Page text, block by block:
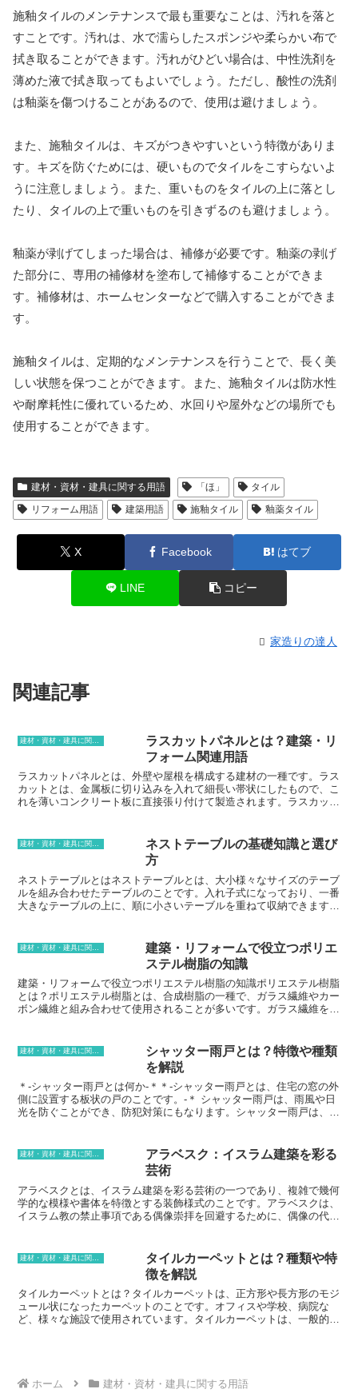
施釉タイルのメンテナンスで最も重要なことは、汚れを落と
すことです。汚れは、水で濡らしたスポンジや柔らかい布で
拭き取ることができます。汚れがひどい場合は、中性洗剤を
薄めた液で拭き取ってもよいでしょう。ただし、酸性の洗剤
は釉薬を傷つけることがあるので、使用は避けましょう。
また、施釉タイルは、キズがつきやすいという特徴がありま
す。キズを防ぐためには、硬いものでタイルをこすらないよ
うに注意しましょう。また、重いものをタイルの上に落とし
たり、タイルの上で重いものを引きずるのも避けましょう。
釉薬が剥げてしまった場合は、補修が必要です。釉薬の剥げ
た部分に、専用の補修材を塗布して補修することができま
す。補修材は、ホームセンターなどで購入することができま
す。
施釉タイルは、定期的なメンテナンスを行うことで、長く美
しい状態を保つことができます。また、施釉タイルは防水性
や耐摩耗性に優れているため、水回りや屋外などの場所でも
使用することができます。
建材・資材・建具に関する用語 「ほ」
タイル
リフォーム用語
建築用語 施釉タイル 釉薬タイル
X Facebook はてブ
LINE コピー
家造りの達人
関連記事
建材・資材・建具に関する用語
ラスカットパネルとは？建築・リ
フォーム関連用語
ラスカットパネルとは、外壁や屋根を構成する建材の一種です。ラス
カットとは、金属板に切り込みを入れて細長い帯状にしたもので、こ
れを薄いコンクリート板に直接張り付けて製造されます。ラスカット
ションがあります。そのため、建築やリフォームの分野で広く使用さ
れています。
建材・資材・建具に関する用語
ネストテーブルの基礎知識と選び
方
ネストテーブルとはネストテーブルとは、大小様々なサイズのテーブ
ルを組み合わせたテーブルのことです。入れ子式になっており、一番
大きなテーブルの上に、順に小さいテーブルを重ねて収納できます。
に合わせてテーブルの大きさを調節できます。また、ネストテーブル
は、デザイン性が高いのも魅力です。様々なデザインのネストテーブ
ルがあり、お部屋の雰囲気に合わせて選ぶことができます。
建築・リフォームで役立つポリエ
ステル樹脂の知識
建築・リフォームで役立つポリエステル樹脂の知識ポリエステル樹脂
とは？ポリエステル樹脂とは、合成樹脂の一種で、ガラス繊維やカー
ボン繊維と組み合わせて使用されることが多いです。ガラス繊維を強
度が高く、耐腐食性に優れているため、建築材料として広く使用され
ています。FRPは、屋根材、外壁材、照明器具、浴槽、流し台、ボー
トなどの製造に使用されています。ポリエステル樹脂は、硬化剤と混
合して使用されます。硬化剤を加えると、ポリエステル樹脂は硬化し
て固まります。硬化時間は、硬化剤の量や温度によって異なります。
ポリエステル樹脂は、常温で硬化するものと、加熱して硬化するもの
には、ビニルエステル樹脂やエポキシ樹脂があります。
シャッター雨戸とは？特徴や種類
を解説
＊-シャッター雨戸とは何か-＊＊-シャッター雨戸とは、住宅の窓の外
側に設置する板状の戸のことです。-＊ シャッター雨戸は、雨風や日
光を防ぐことができ、防犯対策にもなります。シャッター雨戸は、一
ライドさせて開閉します。電動で開閉するシャッター雨戸は、リモコ
ン操作でシャッター本体を上下にスライドさせて開閉します。＊-シ
ャッター雨戸には、以下のような特徴があります。-＊* 雨風や日光を
防ぐことができる* 防犯対策になる* 断熱効果がある* プライバシー
を保護できる
建材・資材・建具に関する用語
アラベスク：イスラム建築を彩る
芸術
アラベスクとは、イスラム建築を彩る芸術の一つであり、複雑で幾何
学的な模様や書体を特徴とする装飾様式のことです。アラベスクは、
イスラム教の禁止事項である偶像崇拝を回避するために、偶像の代わ
植物や動物、幾何学模様など、さまざまなモチーフからなり、それら
が複雑に絡み合った美しい模様を形成しています。また、アラベスク
は単に装飾的な目的だけでなく、コーランの教えを視覚的に表現する
役割も果たしており、イスラム建築における重要な要素となっていま
す。
タイルカーペットとは？種類や特
徴を解説
タイルカーペットとは？タイルカーペットは、正方形や長方形のモジ
ュール状になったカーペットのことです。オフィスや学校、病院な
ど、様々な施設で使用されています。タイルカーペットは、一般的な
ホーム 建材・資材・建具に関する用語